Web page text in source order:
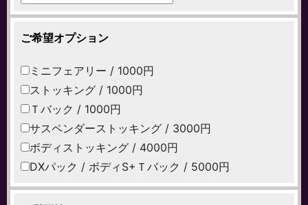
ご希望オプション
ミニフェアリー / 1000円
ストッキング / 1000円
Ｔバック / 1000円
サスペンダーストッキング / 3000円
ボディストッキング / 4000円
DXパック / ボディS+Ｔバック / 5000円